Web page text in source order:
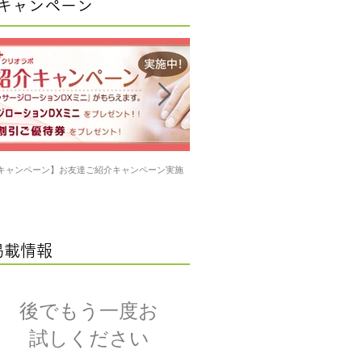
ャンペーン
ャンペーン】お友達ご紹介キャンペーン実施
載情報
後でもう一度お
試しください